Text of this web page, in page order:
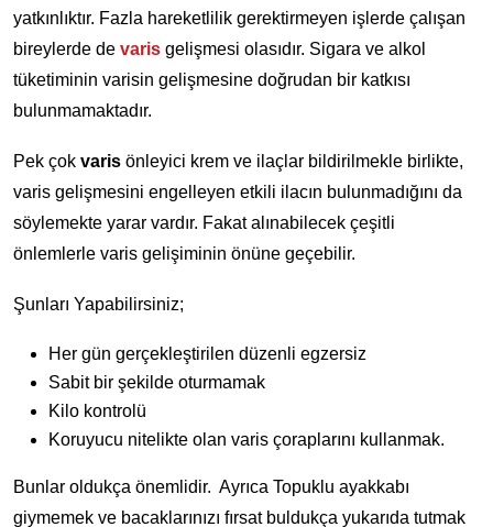
yatkınlıktır. Fazla hareketlilik gerektirmeyen işlerde çalışan
bireylerde de varis gelişmesi olasıdır. Sigara ve alkol
tüketiminin varisin gelişmesine doğrudan bir katkısı
bulunmamaktadır.
Pek çok varis önleyici krem ve ilaçlar bildirilmekle birlikte,
varis gelişmesini engelleyen etkili ilacın bulunmadığını da
söylemekte yarar vardır. Fakat alınabilecek çeşitli
önlemlerle varis gelişiminin önüne geçebilir.
Şunları Yapabilirsiniz;
Her gün gerçekleştirilen düzenli egzersiz
Sabit bir şekilde oturmamak
Kilo kontrolü
Koruyucu nitelikte olan varis çoraplarını kullanmak.
Bunlar oldukça önemlidir. Ayrıca Topuklu ayakkabı
giymemek ve bacaklarınızı fırsat buldukça yukarıda tutmak